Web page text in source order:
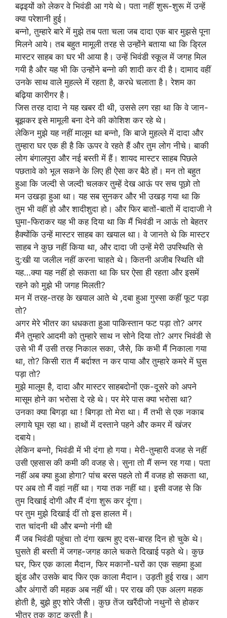
बढ़इयों को लेकर वे भिवंडी आ गये थे। पता नहीं शुरू-शुरू में उन्हें
क्या परेशानी हुई।
बन्नो, तुम्हारे बारे में मुझे तब पता चला जब दादा एक बार मुझसे पूना
मिलने आये। तब बहुत मामूली तरह से उन्होंने बताया था कि ड्रिल
मास्टर साहब का घर भी आया है। उन्हें भिवंडी स्कूल में जगह मिल
गयी है और यह भी कि उन्होंने बन्नो की शादी कर दी है। दामाद वहीं
उनके साथ वाले मुहल्ले में रहता है, करधे चलाता है। रेशम का
बढ़िया कारीगर है।
जिस तरह दादा ने यह खबर दी थी, उससे लग रहा था कि वे जान-
बूझकर इसे मामूली बना देने की कोशिश कर रहे थे।
लेकिन मुझे यह नहीं मालूम था बन्नो, कि बाजे मुहल्ले में दादा और
तुम्हारा घर एक ही है कि ऊपर वे रहते हैं और तुम लोग नीचे। बाकी
लोग बंगालपुरा और नई बस्ती में हैं। शायद मास्टर साहब पिछले
पछतावे को भूल सकने के लिए ही ऐसा कर बैठे हों। मन तो बहुत
हुआ कि जल्दी से जल्दी चलकर तुम्हें देख आऊं पर सच पूछो तो
मन उखड़ा हुआ था। यह सब सुनकर और भी उखड़ गया था कि
तुम भी वहीं हो और शादीशुदा हो। और फिर बातों-बातों में दादाजी ने
घुमा-फिराकर यह भी कह दिया था कि मैं भिवंडी न आऊं तो बेहतर
हैक्योंकि उन्हें मास्टर साहब का खयाल था। वे जानते थे कि मास्टर
साहब ने कुछ नहीं किया था, और दादा जी उन्हें मेरी उपस्थिति से
दु:खी या जलील नहीं करना चाहते थे। कितनी अजीब स्थिति थी
यह…क्या यह नहीं हो सकता था कि घर ऐसा ही रहता और इसमें
रहने को मुझे भी जगह मिलती?
मन में तरह-तरह के खयाल आते थे ,दबा हुआ गुस्सा कहीं फूट पड़ा
तो?
अगर मेरे भीतर का धधकता हुआ पाकिस्तान फट पड़ा तो? अगर
मैंने तुम्हारे आदमी को तुम्हारे साथ न सोने दिया तो? अगर भिवंडी से
उसे भी मैं उसी तरह निकाल सका, जैसे, कि कभी मैं निकाला गया
था, तो? किसी रात मैं बर्दाश्त न कर पाया और तुम्हारे कमरे में घुस
पड़ा तो?
मुझे मालूम है, दादा और मास्टर साहबदोनों एक-दूसरे को अपने
मासूम होने का भरोसा दे रहे थे। पर मेरे पास क्या भरोसा था?
उनका क्या बिगड़ा था ! बिगड़ा तो मेरा था। मैं तभी से एक नकाब
लगाये घूम रहा था। हाथों में दस्ताने पहने और कमर में खंजर
दबाये।
लेकिन बन्नो, भिवंडी में भी दंगा हो गया। मेरी-तुम्हारी वजह से नहीं
उसी एहसास की कमी की वजह से। सुना तो मैं सन्न रह गया। पता
नहीं अब क्या हुआ होगा? पांच बरस पहले तो मैं वजह हो सकता था,
पर अब तो मैं वहां नहीं था। गया तक नहीं था। इसी वजह से कि
तुम दिखाई दोगी और मैं दंगा शुरू कर दूंगा।
पर तुम मुझे दिखाई दीं तो इस हालत में।
रात चांदनी थी और बन्नो नंगी थी
मैं जब भिवंडी पहुंचा तो दंगा खत्म हुए दस-बारह दिन हो चुके थे।
घुसते ही बस्ती में जगह-जगह काले चकते दिखाई पड़ते थे। कुछ
घर, फिर एक काला मैदान, फिर मकानों-घरों का एक सहमा हुआ
झुंड और उसके बाद फिर एक काला मैदान। उड़ती हुई राख। आग
और अंगारों की महक अब नहीं थी। पर राख की एक अलग महक
होती है, बुझे हुए शोरे जैसी। कुछ तेंज खरैंदीजो नथुनों से होकर
भीतर तक काट करती है।